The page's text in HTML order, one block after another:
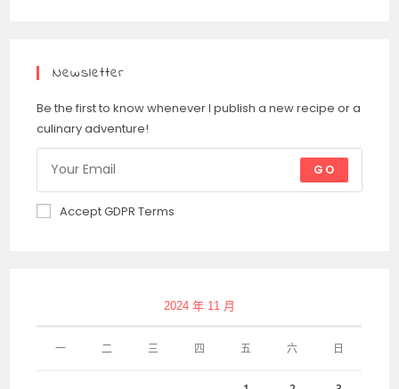
Newsletter
Be the first to know whenever I publish a new recipe or a
culinary adventure!
GO
Accept GDPR Terms
2024 年 11 月
一 二 三 四 五 六 日